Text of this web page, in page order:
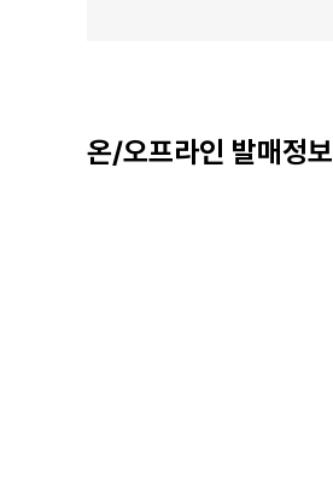
온/오프라인 발매정보